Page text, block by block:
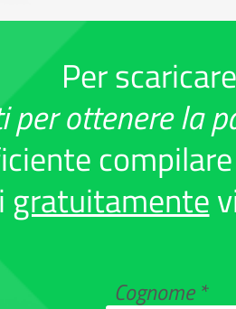
Cognome
Per scaricare
per ottenere la
gratuitamente